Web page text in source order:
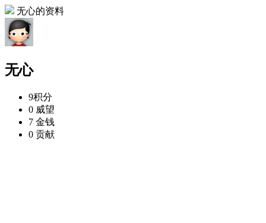
无心的资料
无心
9积分
0 威望
7 金钱
0 贡献